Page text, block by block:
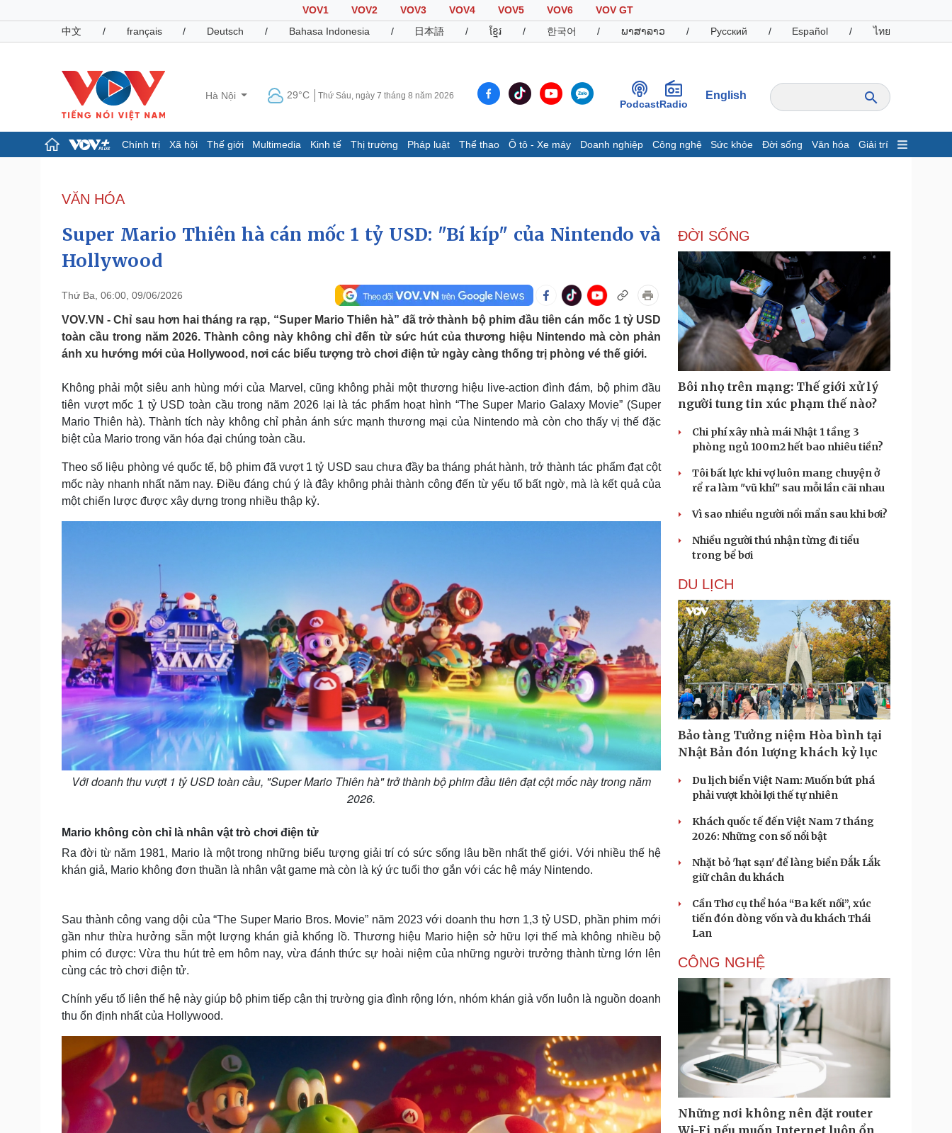
VOV1 VOV2 VOV3 VOV4 VOV5 VOV6
VOV GT
中文
/ français / Deutsch / Bahasa Indonesia / 日本語 / ខ្មែរ / 한국어 / ພາສາລາວ / Русский / Español / ไทย
Hà Nội 29°C Thứ Sáu, ngày 7 tháng 8 năm 2026
PodcastRadio
English
Chính trị Xã hội Thế giới Multimedia Kinh tế Thị trường Pháp luật Thể thao Ô tô - Xe máy Doanh nghiệp Công nghệ Sức khỏe Đời sống Văn hóa Giải trí
Đảng
Tổ chức nhân sự
Nhận diện sự thật
Dấu ấn VOV
E-Magazine
Infographic
Giá cà phê
Pháp luật
Tin nóng
Tư vấn luật
Việt Nam
Phân tích
Thể thao
Lịch thi đấu bóng đá
Thế giới thể thao
eSports
Ô tô - Xe máy
Xe máy
Tư vấn
Doanh nghiệp
Thông tin doanh nghiệp
Doanh nghiệp 24h
Doanh nhân
Vì cộng đồng
Công nghệ
Sành điệu
Tin Công nghệ
Trải nghiệm
Chuyển đổi số
Sức khỏe
Dinh dưỡng - món ngon
Cây thuốc
Sản phụ khoa
Nam khoa
Làm đẹp - giảm cân
Phòng mạch online
Đời sống
Blog
Tình yêu - Gia đình
Văn hóa
Sân khấu - Điện ảnh
Văn học
Giải trí
Nghệ sĩ
Thời trang
Du lịch
Tư vấn
Săn Tour
Podcast
Câu chuyện thời sự
Đọc truyện đêm khuya
Cửa sổ tình yêu
Hạt giống tâm hồn
VĂN HÓA
Super Mario Thiên hà cán mốc 1 tỷ USD: "Bí kíp" của Nintendo và
Hollywood
Thứ Ba, 06:00, 09/06/2026
VOV.VN - Chỉ sau hơn hai tháng ra rạp, “Super Mario Thiên hà” đã trở thành bộ phim đầu tiên cán mốc 1 tỷ USD
toàn cầu trong năm 2026. Thành công này không chỉ đến từ sức hút của thương hiệu Nintendo mà còn phản
ánh xu hướng mới của Hollywood, nơi các biểu tượng trò chơi điện tử ngày càng thống trị phòng vé thế giới.
Không phải một siêu anh hùng mới của Marvel, cũng không phải một thương hiệu live-action đình đám, bộ phim đầu
tiên vượt mốc 1 tỷ USD toàn cầu trong năm 2026 lại là tác phẩm hoạt hình “The Super Mario Galaxy Movie” (Super
Mario Thiên hà). Thành tích này không chỉ phản ánh sức mạnh thương mại của Nintendo mà còn cho thấy vị thế đặc
biệt của Mario trong văn hóa đại chúng toàn cầu.
Theo số liệu phòng vé quốc tế, bộ phim đã vượt 1 tỷ USD sau chưa đầy ba tháng phát hành, trở thành tác phẩm đạt cột
mốc này nhanh nhất năm nay. Điều đáng chú ý là đây không phải thành công đến từ yếu tố bất ngờ, mà là kết quả của
một chiến lược được xây dựng trong nhiều thập kỷ.
Với doanh thu vượt 1 tỷ USD toàn cầu, "Super Mario Thiên hà" trở thành bộ phim đầu tiên đạt cột mốc này trong năm
2026.
Mario không còn chỉ là nhân vật trò chơi điện tử
Ra đời từ năm 1981, Mario là một trong những biểu tượng giải trí có sức sống lâu bền nhất thế giới. Với nhiều thế hệ
khán giả, Mario không đơn thuần là nhân vật game mà còn là ký ức tuổi thơ gắn với các hệ máy Nintendo.
Sau thành công vang dội của “The Super Mario Bros. Movie” năm 2023 với doanh thu hơn 1,3 tỷ USD, phần phim mới
gần như thừa hưởng sẵn một lượng khán giả khổng lồ. Thương hiệu Mario hiện sở hữu lợi thế mà không nhiều bộ
phim có được: Vừa thu hút trẻ em hôm nay, vừa đánh thức sự hoài niệm của những người trưởng thành từng lớn lên
cùng các trò chơi điện tử.
Chính yếu tố liên thế hệ này giúp bộ phim tiếp cận thị trường gia đình rộng lớn, nhóm khán giả vốn luôn là nguồn doanh
thu ổn định nhất của Hollywood.
ĐỜI SỐNG
Bôi nhọ trên mạng: Thế giới xử lý
người tung tin xúc phạm thế nào?
Chi phí xây nhà mái Nhật 1 tầng 3
phòng ngủ 100m2 hết bao nhiêu tiền?
Tôi bất lực khi vợ luôn mang chuyện ở
rể ra làm "vũ khí" sau mỗi lần cãi nhau
Vì sao nhiều người nổi mẩn sau khi bơi?
Nhiều người thú nhận từng đi tiểu
trong bể bơi
DU LỊCH
Bảo tàng Tưởng niệm Hòa bình tại
Nhật Bản đón lượng khách kỷ lục
Du lịch biển Việt Nam: Muốn bứt phá
phải vượt khỏi lợi thế tự nhiên
Khách quốc tế đến Việt Nam 7 tháng
2026: Những con số nổi bật
Nhặt bỏ 'hạt sạn' để làng biển Đắk Lắk
giữ chân du khách
Cần Thơ cụ thể hóa “Ba kết nối”, xúc
tiến đón dòng vốn và du khách Thái
Lan
CÔNG NGHỆ
Những nơi không nên đặt router
Wi-Fi nếu muốn Internet luôn ổn